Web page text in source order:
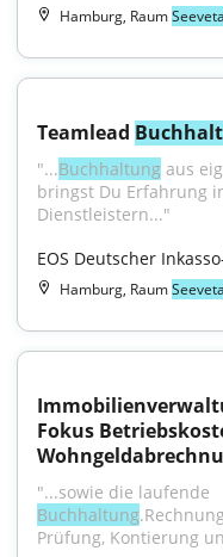
Hamburg, Raum
Teamlead
"...Buchhaltung aus
bringst Du Erfahrung
Dienstleistern..."
EOS Deutscher
Hamburg, Raum
Fokus
Buchhaltung
Prüfung, Kontierung